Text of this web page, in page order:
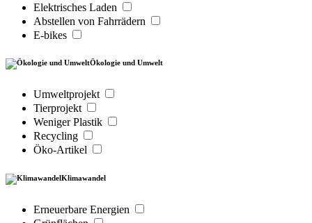
Elektrisches Laden
Abstellen von Fahrrädern
E-bikes
Ökologie und Umwelt
Umweltprojekt
Tierprojekt
Weniger Plastik
Recycling
Öko-Artikel
Klimawandel
Erneuerbare Energien